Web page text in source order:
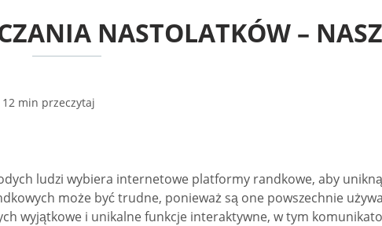
NASTOLATKÓW –
12 min przeczytaj
ludzi wybiera internetowe platformy randkowe, aby
może być trudne, ponieważ są one powszechnie
wyjątkowe i unikalne funkcje interaktywne, w tym